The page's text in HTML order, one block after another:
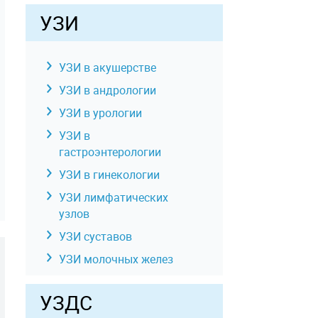
УЗИ
УЗИ в акушерстве
УЗИ в андрологии
УЗИ в урологии
УЗИ в
гастроэнтерологии
УЗИ в гинекологии
УЗИ лимфатических
узлов
УЗИ суставов
УЗИ молочных желез
УЗИ отдельных органов,
конечностей, зон,
отделов тела
УЗДС